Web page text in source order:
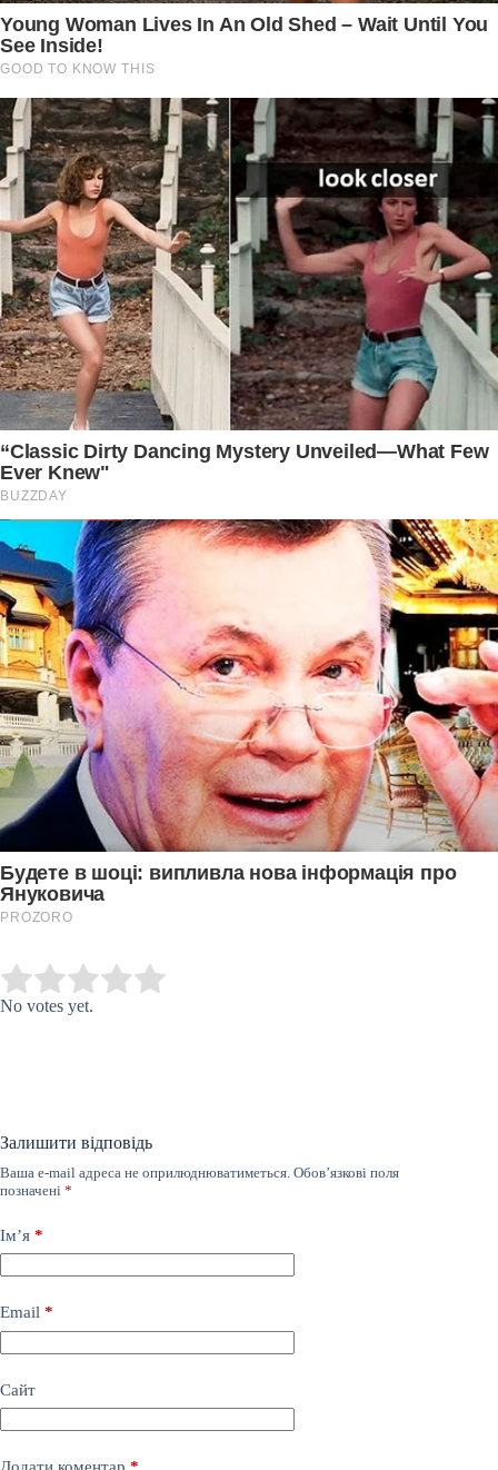
Rate this item:
No votes yet.
Залишити відповідь
Ваша e-mail адреса не оприлюднюватиметься. Обов’язкові поля
позначені *
Ім’я *
Email *
Сайт